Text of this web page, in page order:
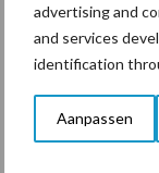
advertising and
and services
identification
Aanpassen
Best of een
loonwerkers en
verbeteren en
Lees ook het
Loonwerker: Fendt